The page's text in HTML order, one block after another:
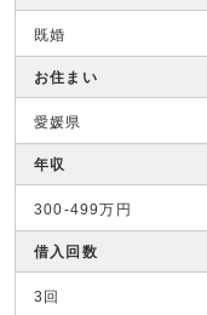
既婚
お住まい
愛媛県
年収
300-499万円
借入回数
3回